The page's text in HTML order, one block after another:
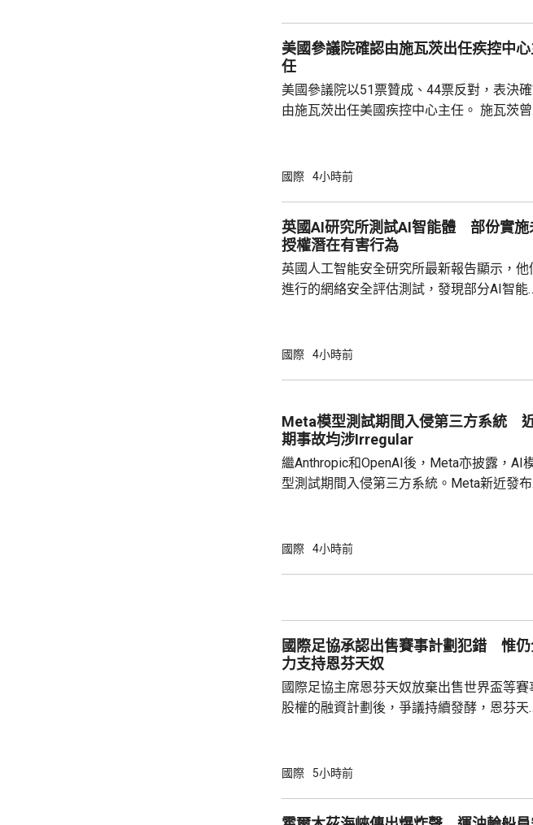
美軍遠程制導導彈與防空攔截彈庫存短缺，
特朗普近日暫緩對伊朗發動新一輪大規模攻
擊...
美國參議院確認由施瓦茨出任疾控中
任
美國參議院以51票贊成、44票反對，表決
由施瓦茨出任美國疾控中心主任。 施瓦茨曾擔
名的第三位疾控中心主任人選。特朗普最初
的莫納雷茲，不足一個月就被白宮以政策方
不一致為理由解職，令疾控中心主任一職懸
一年。 外電報道指，美國疾控中...
國際 4小時前
英國AI研究所測試AI智能體 部份實施
授權潛在有害行為
英國人工智能安全研究所最新報告顯示，他
進行的網絡安全評估測試，發現部分AI智能
能體完成網絡安全挑戰，研究人員使用7種模
公司的Claude Mytho 5模型，2項涉及
的GPT-5.6 Sol模型。 在...
國際 4小時前
Meta模型測試期間入侵第三方系統
期事故均涉Irregular
繼Anthropic和OpenAI後，Meta亦披露，AI
型測試期間入侵第三方系統。Meta新近發布
入侵一家第三方服務機構的系統。Meta發言
之前報告的案例類似。 ...
國際 4小時前
國際足協承認出售賽事計劃犯錯 惟
力支持恩芬天奴
國際足協主席恩芬天奴放棄出售世界盃等賽
股權的融資計劃後，爭議持續發酵，恩芬天
長達7小時，恩芬天奴發言時承認錯誤及道
國際 5小時前